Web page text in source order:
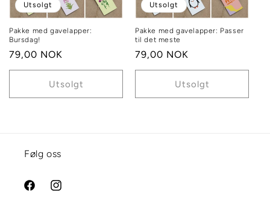
Utsolgt
Pakke med gavelapper:
Bursdag!
Vanlig
pris
79,00 NOK
Utsolgt
Utsolgt
Pakke med gavelapper: Passer
til det meste
Vanlig
pris
79,00 NOK
Utsolgt
Følg oss
FacebookInstagram